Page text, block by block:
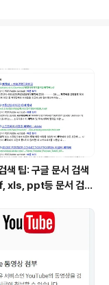
색 팁: 구글 문서 검색
xls, ppt등 문서 검색